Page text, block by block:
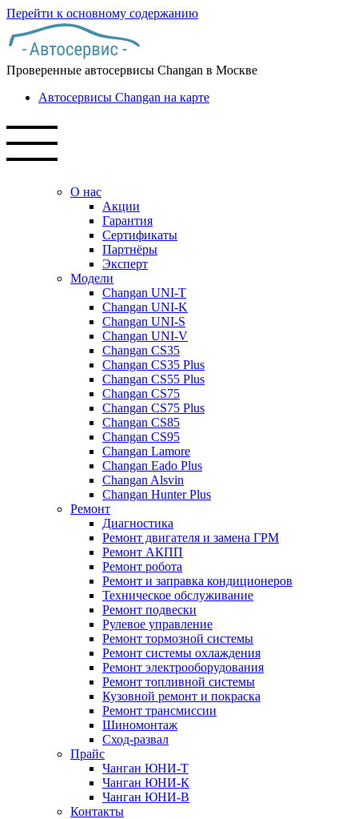
Перейти к основному содержанию
Проверенные автосервисы Changan в Москве
Автосервисы Changan на карте
О нас
Акции
Гарантия
Сертификаты
Партнёры
Эксперт
Модели
Changan UNI-T
Changan UNI-K
Changan UNI-S
Changan UNI-V
Changan CS35
Changan CS35 Plus
Changan CS55 Plus
Changan CS75
Changan CS75 Plus
Changan CS85
Changan CS95
Changan Lamore
Changan Eado Plus
Changan Alsvin
Changan Hunter Plus
Ремонт
Диагностика
Ремонт двигателя и замена ГРМ
Ремонт АКПП
Ремонт робота
Ремонт и заправка кондиционеров
Техническое обслуживание
Ремонт подвески
Рулевое управление
Ремонт тормозной системы
Ремонт системы охлаждения
Ремонт электрооборудования
Ремонт топливной системы
Кузовной ремонт и покраска
Ремонт трансмиссии
Шиномонтаж
Сход-развал
Прайс
Чанган ЮНИ-Т
Чанган ЮНИ-К
Чанган ЮНИ-В
Контакты